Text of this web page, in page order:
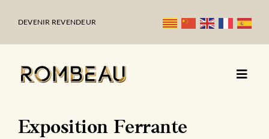
DEVENIR REVENDEUR
Exposition Ferrante